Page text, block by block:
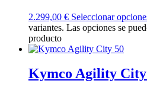
2.299,00 € Seleccionar
variantes. Las opciones se
producto
Kymco Agility City